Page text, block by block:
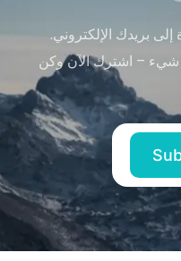
بريدك الإلكتروني.
شيء – اشترك الآن وكن